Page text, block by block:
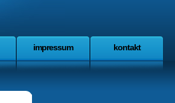
impressum kontakt